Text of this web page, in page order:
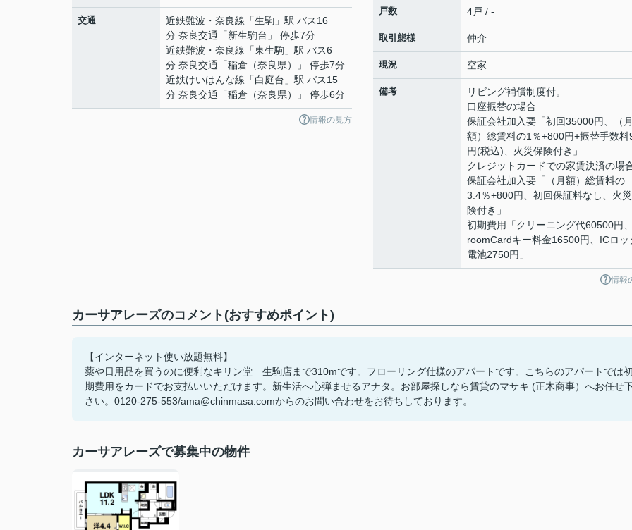
交通 近鉄難波・奈良線 「生駒 」駅 バス16
分 奈良交通「新生駒台」 停歩7分
近鉄難波・奈良線 「東生駒 」駅 バス6
分 奈良交通「稲倉（奈良県）」 停歩7分
近鉄けいはんな線 「白庭台 」駅 バス15
分 奈良交通「稲倉（奈良県）」 停歩6分
情報の見方
戸数 4戸 / -
取引態様 仲介
現況 空家
備考
リビング補償制度付。
口座振替の場合
保証会社加入要「初回35000円、（
額）総賃料の1％+800円+振替手数料
円(税込)、火災保険付き」
クレジットカードでの家賃決済の場
保証会社加入要「（月額）総賃料の
3.4％+800円、初回保証料なし、火
険付き」
初期費用「クリーニング代60500円
roomCardキー料金16500円、ICロッ
電池2750円」
情報
カーサアレーズのコメント(おすすめポイント)
【インターネット使い放題無料】
薬や日用品を買うのに便利なキリン堂 生駒店まで310mです。フローリング仕様のアパートです。こちらのアパートでは
期費用をカードでお支払いいただけます。新生活へ心弾ませるアナタ。お部屋探しなら賃貸のマサキ (正木商事）へお任せ
さい。0120-275-553/ama@chinmasa.comからのお問い合わせをお待ちしております。
カーサアレーズで募集中の物件